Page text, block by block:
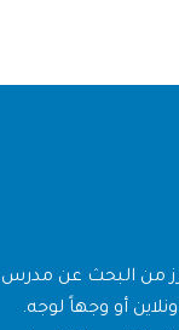
من البحث عن
أو وجهاً لوجه.